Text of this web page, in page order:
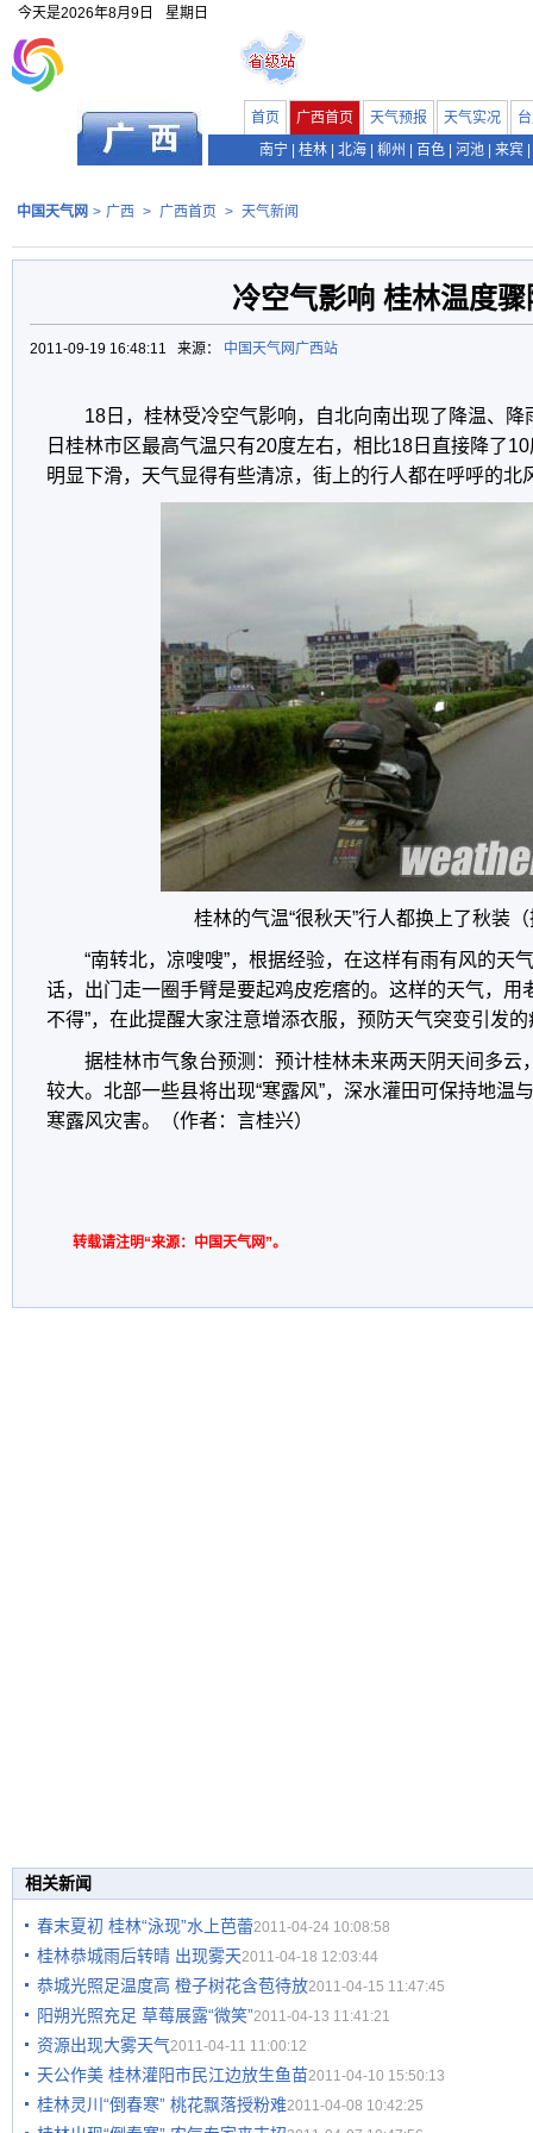
今天是2026年8月9日 星期日
首页 广西首页 天气预报 天气实况
南宁
桂林 北海 柳州 百色 河池 来宾
中国天气网 > 广西 > 广西首页 > 天气新闻
冷空气影响 桂林温度骤
2011-09-19 16:48:11 来源： 中国天气网广西站
18日，桂林受冷空气影响，自北向南出现了降温、
日桂林市区最高气温只有20度左右，相比18日直接降了
明显下滑，天气显得有些清凉，街上的行人都在呼呼的北
桂林的气温“很秋天”行人都换上了秋装
“南转北，凉嗖嗖”，根据经验，在这样有雨有风的天
话，出门走一圈手臂是要起鸡皮疙瘩的。这样的天气，用
不得”，在此提醒大家注意增添衣服，预防天气突变引发
据桂林市气象台预测：预计桂林未来两天阴天间多云
较大。北部一些县将出现“寒露风”，深水灌田可保持地温
寒露风灾害。（作者：言桂兴）
转载请注明“来源：中国天气网”。
相关新闻
春末夏初 桂林“泳现”水上芭蕾2011-04-24 10:08:58
桂林恭城雨后转晴 出现雾天2011-04-18 12:03:44
恭城光照足温度高 橙子树花含苞待放2011-04-15 11:47:45
阳朔光照充足 草莓展露“微笑”2011-04-13 11:41:21
资源出现大雾天气2011-04-11 11:00:12
天公作美 桂林灌阳市民江边放生鱼苗2011-04-10 15:50:13
桂林灵川“倒春寒” 桃花飘落授粉难2011-04-08 10:42:25